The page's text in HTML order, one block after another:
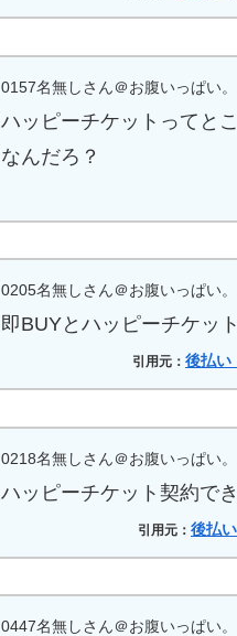
0157名無しさん＠お腹いっぱい
ハッピーチケットってと
なんだろ？
0205名無しさん＠お腹いっぱい
即BUYとハッピーチケッ
引用元： 後払い
0218名無しさん＠お腹いっぱい
ハッピーチケット契約でき
引用元： 後払
0447名無しさん＠お腹いっぱい